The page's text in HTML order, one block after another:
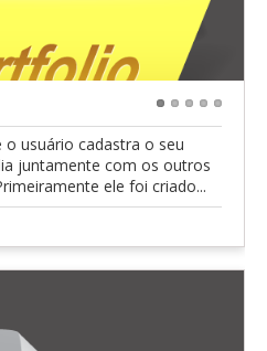
usuário cadastra o seu
juntamente com os outros
ele foi criado...